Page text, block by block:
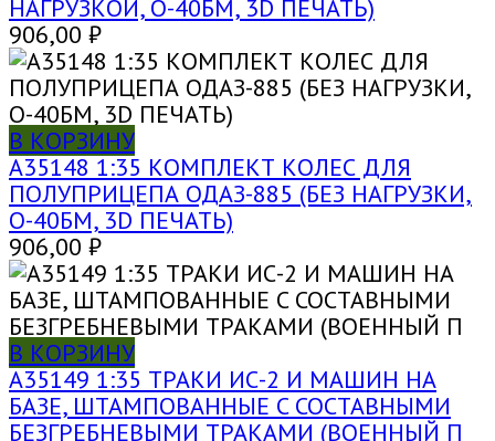
НАГРУЗКОЙ, О-40БМ, 3D ПЕЧАТЬ)
906,00 ₽
В КОРЗИНУ
A35148 1:35 КОМПЛЕКТ КОЛЕС ДЛЯ
ПОЛУПРИЦЕПА ОДАЗ-885 (БЕЗ НАГРУЗКИ,
O-40БМ, 3D ПЕЧАТЬ)
906,00 ₽
В КОРЗИНУ
A35149 1:35 ТРАКИ ИС-2 И МАШИН НА
БАЗЕ, ШТАМПОВАННЫЕ C СОСТАВНЫМИ
БЕЗГРЕБНЕВЫМИ ТРАКАМИ (ВОЕННЫЙ П